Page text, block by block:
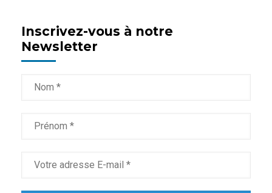
Inscrivez-vous à notre
Newsletter